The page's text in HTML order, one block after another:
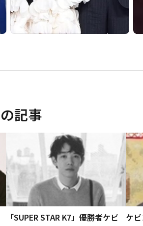
の記事
「SUPER STAR K7」優勝者ケビ
ケ